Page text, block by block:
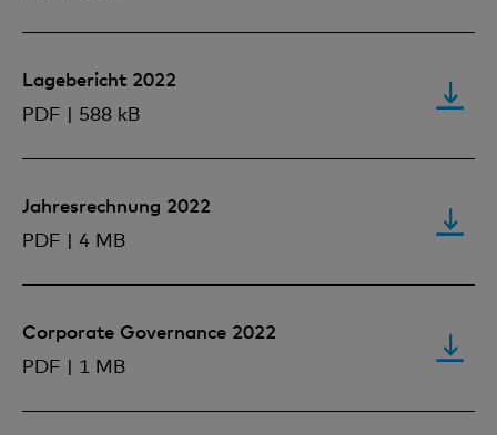
Lagebericht 2022
PDF | 588 kB
Jahresrechnung 2022
PDF | 4 MB
Corporate Governance 2022
PDF | 1 MB